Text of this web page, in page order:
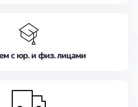
с юр. и физ. лицами